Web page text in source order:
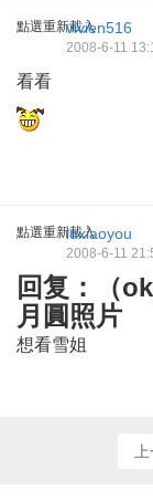
點選重新載入vivien516
2008-6-11
看看
點選重新載入luxiaoyou
2008-6-11
回复：（
月圓照片
想看雪姐